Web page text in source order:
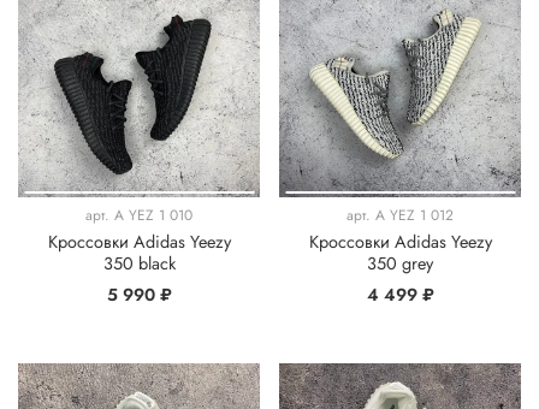
арт. A YEZ 1 010
Кроссовки Adidas Yeezy
350 black
5 990 ₽
арт. A YEZ 1 012
Кроссовки Adidas Yeezy
350 grey
4 499 ₽